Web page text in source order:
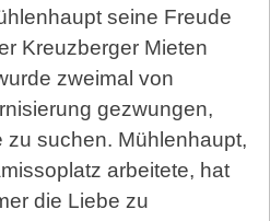
seine Freude
Kreuzberger Mieten
zweimal von
gezwungen,
zu suchen. Mühlenhaupt,
arbeitete, hat
die Liebe zu